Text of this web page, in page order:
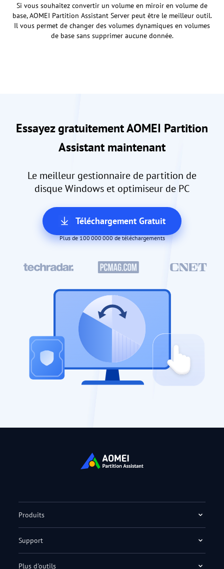
Si vous souhaitez convertir un volume en miroir en volume de
base, AOMEI Partition Assistant Server peut être le meilleur outil.
Il vous permet de changer des volumes dynamiques en volumes
de base sans supprimer aucune donnée.
Essayez gratuitement AOMEI Partition
Assistant maintenant
Le meilleur gestionnaire de partition de
disque Windows et optimiseur de PC
Téléchargement Gratuit
Plus de 100 000 000 de téléchargements
Produits
Support
Plus d'outils